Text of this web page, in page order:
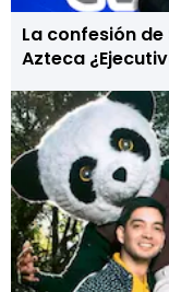
La confesión de
Azteca